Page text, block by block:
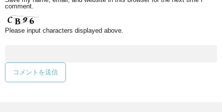
comment.
Please input characters displayed above.